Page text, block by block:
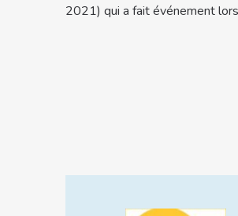
2021) qui a fait événement